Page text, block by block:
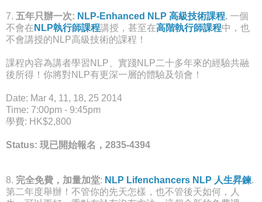
7. 五年只辦一次: NLP-Enhanced NLP 高級技術課程. 一個
不會在 NLP執行師課程講授，甚至在高階執行師課程中，也
不會講授的NLP高級技術的課程！
課程內容為講者學習NLP、實踐NLP二十多年來的經驗共融
後所得！你將對NLP有更深一層的體驗及領會！
Date: Mar 4, 11, 18, 25 2014
Time: 7:00pm - 9:45pm
學費: HK$2,800
Status: 現已開始報名，2835-4394
8. 完全免費，加量加堂: NLP Lifenchancers NLP 人生昇鍊.
第二年度舉辦！不管你的先天怎樣，也不管後天如何，人